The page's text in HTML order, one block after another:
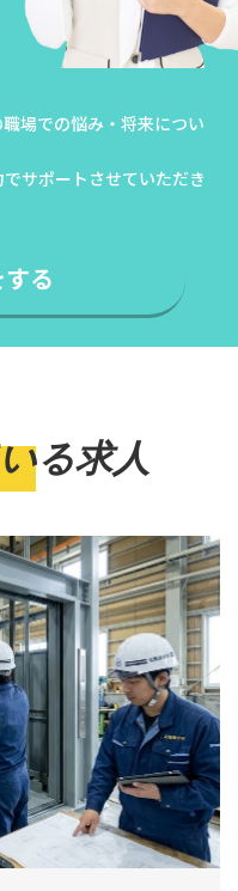
場での悩み・将来につい
サポートさせていただき
る
る求人